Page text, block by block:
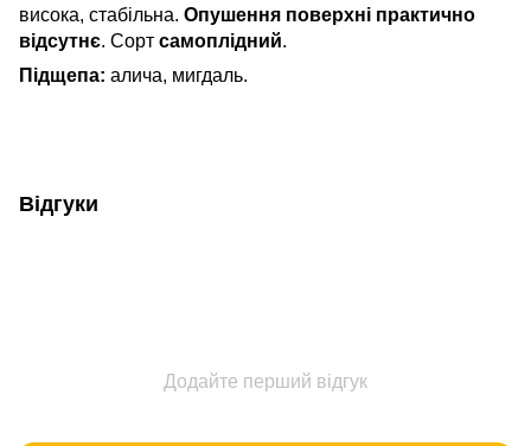
висока, стабільна. Опушення поверхні практично
відсутнє. Сорт самоплідний.
Підщепа: алича, мигдаль.
Відгуки
Додайте перший відгук